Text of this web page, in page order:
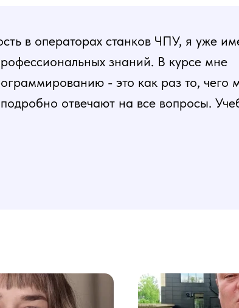
в операторах станков ЧПУ, я уже
знаний. В курсе мне
- это как раз то, чего
отвечают на все вопросы.
облегчает процесс усвоения